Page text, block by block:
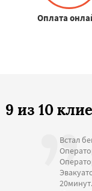
Оплата
9 из 10
Встал